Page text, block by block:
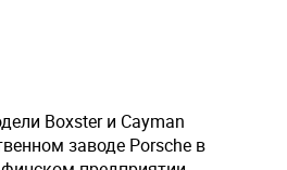
Boxster и Cayman
заводе Porsche в